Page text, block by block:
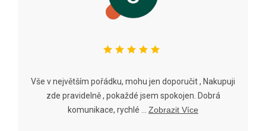
Vše v největším pořádku, mohu jen doporučit , Nakupuji
zde pravidelně , pokaždé jsem spokojen. Dobrá
komunikace, rychlé ...
Zobrazit Více